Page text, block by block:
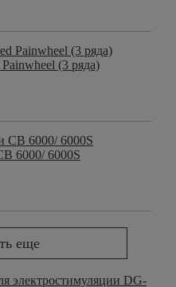
(3 ряда)
6000/ 6000S
еще